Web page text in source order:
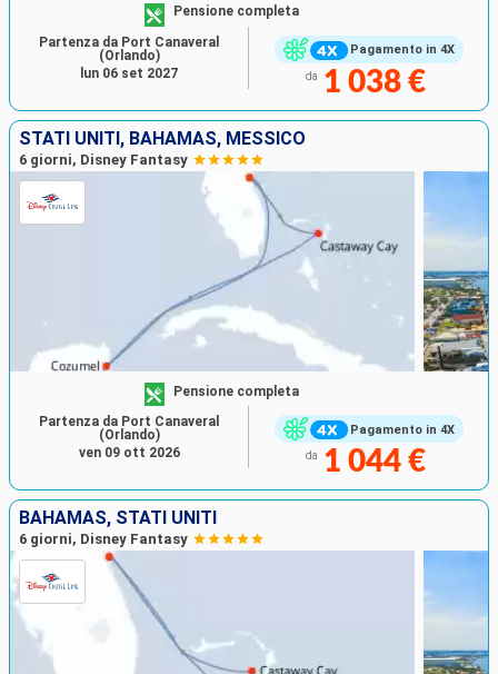
Pagamento in 4X
Pensione completa
da 1 038 €
Partenza da Port Canaveral
(Orlando)
lun 06 set 2027
STATI UNITI, BAHAMAS, MESSICO
6 giorni, Disney Fantasy
Pagamento in 4X
Pensione completa
da 1 044 €
Partenza da Port Canaveral
(Orlando)
ven 09 ott 2026
BAHAMAS, STATI UNITI
6 giorni, Disney Fantasy